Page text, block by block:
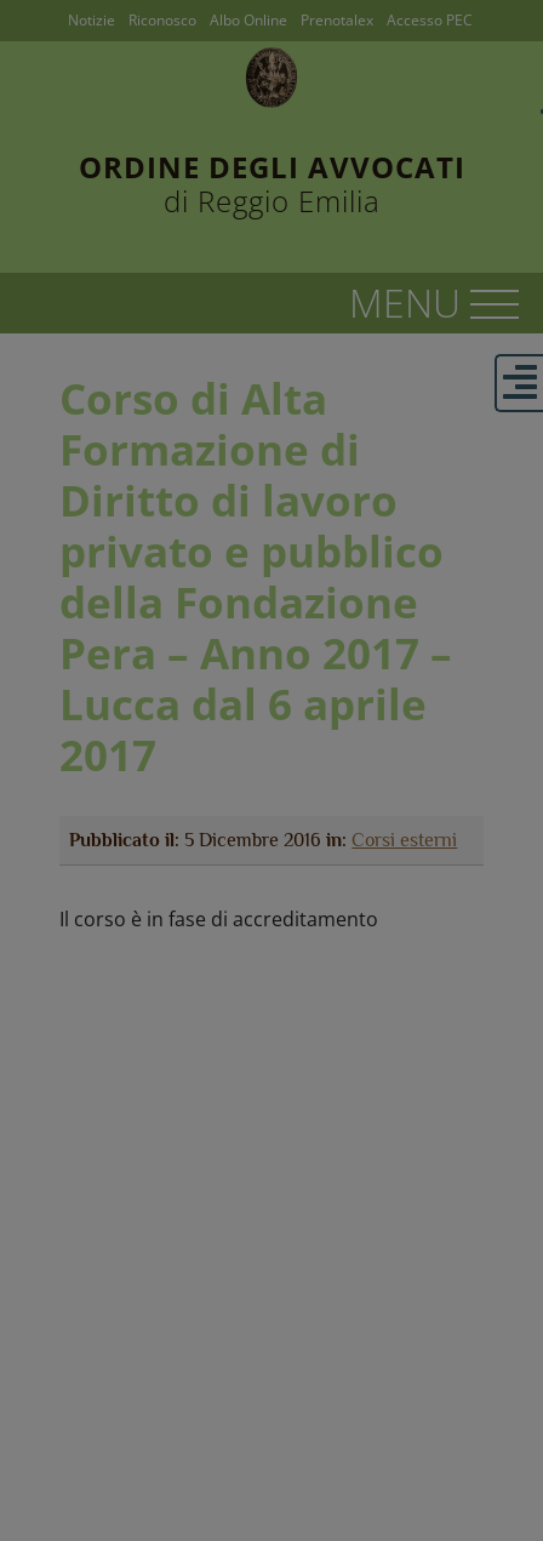
ORDINE DEGLI AVVOCATI
di Reggio Emilia
Notizie Riconosco Albo Online Prenotalex Accesso PEC
Corso di Alta
Formazione di
Diritto di lavoro
privato e pubblico
della Fondazione
Pera – Anno 2017 –
Lucca dal 6 aprile
2017
Pubblicato il: 5 Dicembre 2016in: Corsi esterni
Il corso è in fase di accreditamento